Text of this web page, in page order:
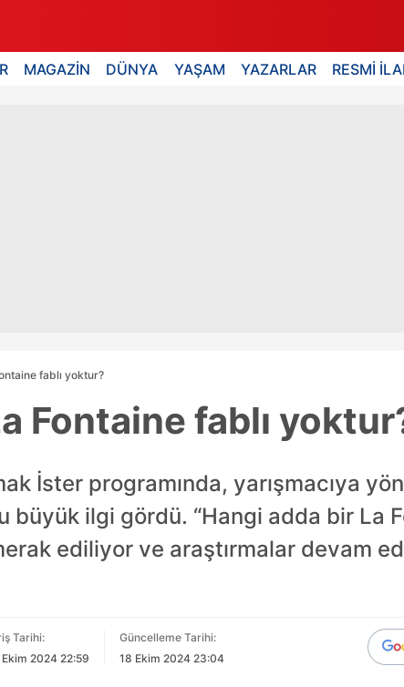
MAGAZİN DÜNYA YAŞAM YAZARLAR RESMİ
fablı yoktur?
Fontaine fablı
İster programında, yarışmacıya
ilgi gördü. “Hangi adda bir La
ediliyor ve araştırmalar devam
Tarihi:
Ekim 2024 22:59
Güncelleme Tarihi:
18 Ekim 2024 23:04